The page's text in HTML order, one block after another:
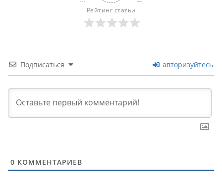
Рейтинг статьи
Подписаться авторизуйтесь
0 КОММЕНТАРИЕВ